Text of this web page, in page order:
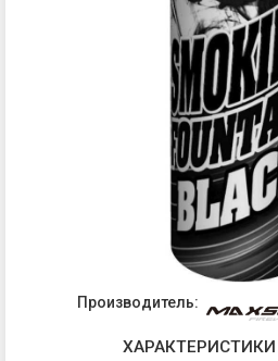
Производитель: